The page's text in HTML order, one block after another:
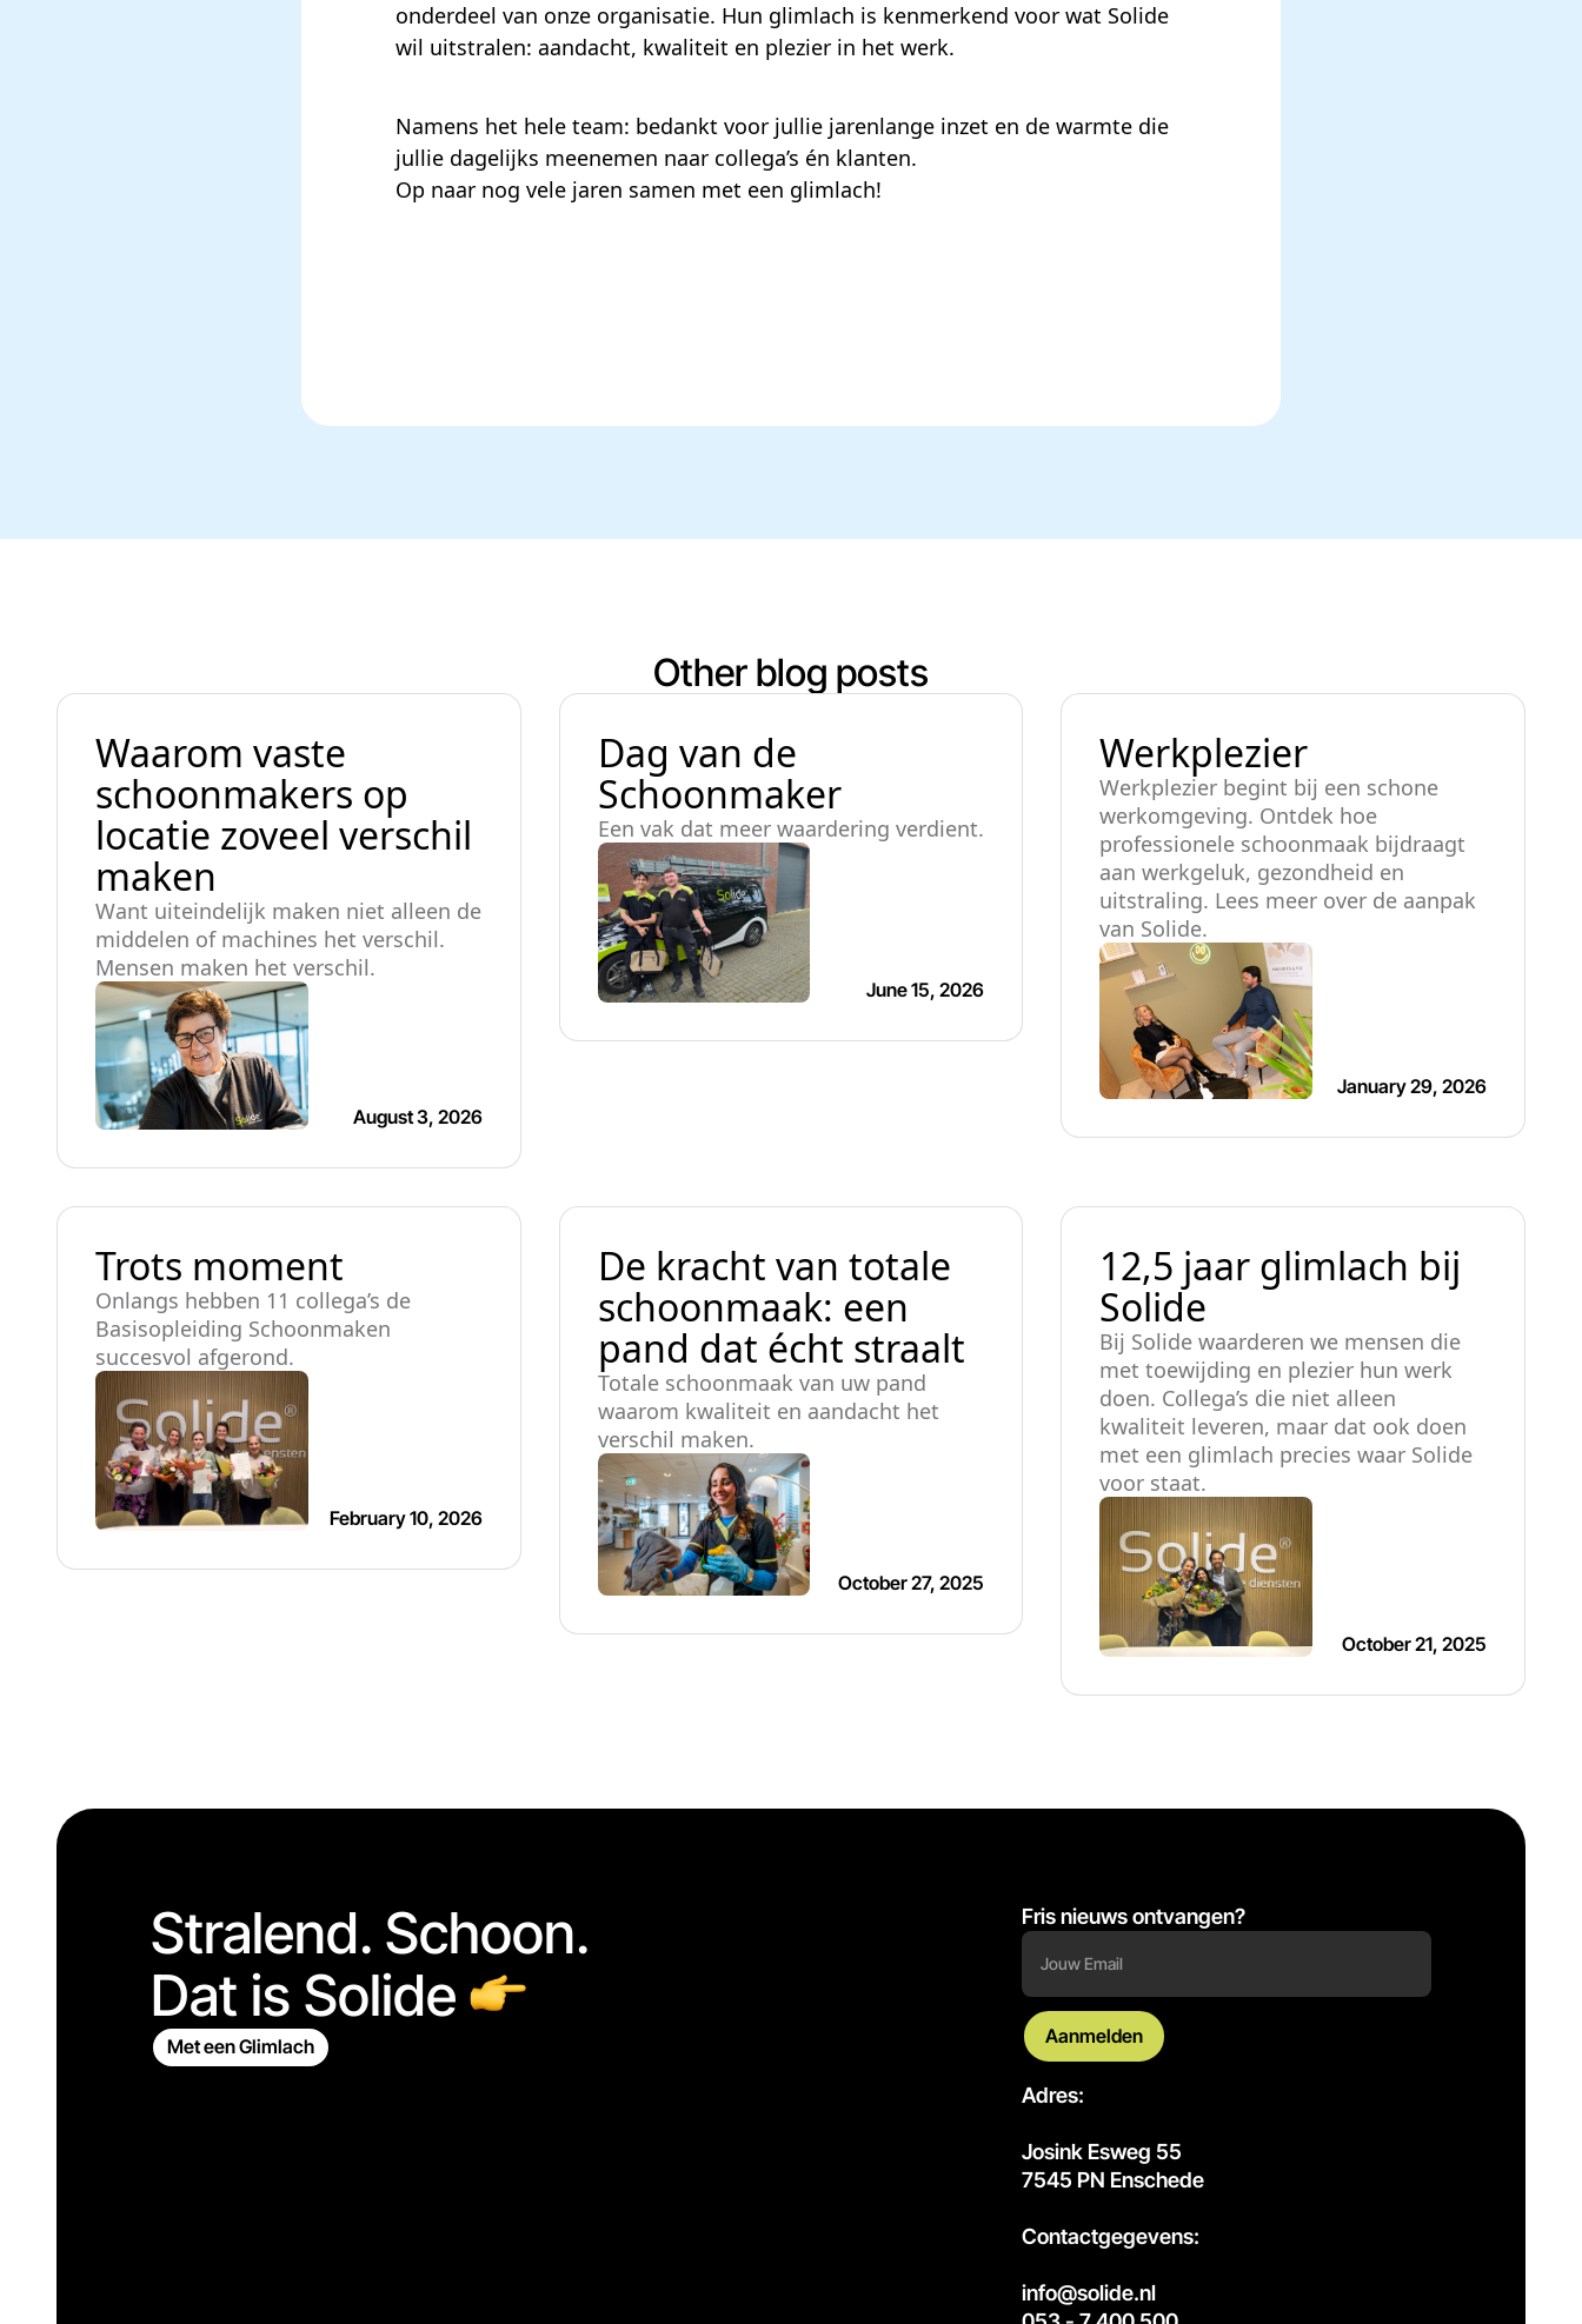
onderdeel van onze organisatie. Hun glimlach is kenmerkend voor wat Solide
wil uitstralen: aandacht, kwaliteit en plezier in het werk.
Namens het hele team: bedankt voor jullie jarenlange inzet en de warmte die
jullie dagelijks meenemen naar collega’s én klanten.
Op naar nog vele jaren samen met een glimlach!
Other blog posts
Waarom vaste
schoonmakers op
locatie zoveel verschil
maken
Want uiteindelijk maken niet alleen de
middelen of machines het verschil.
Mensen maken het verschil.
August 3, 2026
Dag van de
Schoonmaker
Een vak dat meer waardering verdient.
June 15, 2026
Werkplezier
Werkplezier begint bij een schone
werkomgeving. Ontdek hoe
professionele schoonmaak bijdraagt
aan werkgeluk, gezondheid en
uitstraling. Lees meer over de aanpak
van Solide.
January 29, 2026
Trots moment
Onlangs hebben 11 collega’s de
Basisopleiding Schoonmaken
succesvol afgerond.
February 10, 2026
De kracht van totale
schoonmaak: een
pand dat écht straalt
Totale schoonmaak van uw pand
waarom kwaliteit en aandacht het
verschil maken.
October 27, 2025
12,5 jaar glimlach bij
Solide
Bij Solide waarderen we mensen die
met toewijding en plezier hun werk
doen. Collega’s die niet alleen
kwaliteit leveren, maar dat ook doen
met een glimlach precies waar Solide
voor staat.
October 21, 2025
Stralend. Schoon.
Dat is Solide
Met een Glimlach
Fris nieuws ontvangen?
Adres:
Josink Esweg 55
7545 PN Enschede
Contactgegevens:
info@solide.nl